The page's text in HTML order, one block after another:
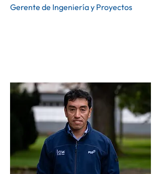
Gerente de Ingeniería y Proyectos